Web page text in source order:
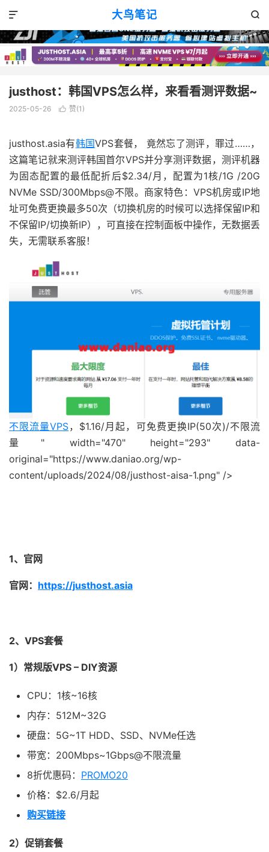
大鸟笔记 

VPS评测
justhost：韩国VPS怎么样，来看看测评数据~
2025-05-26  赞(1 )
justhost.asia有韩国VPS套餐， 竟然忘了测评，罪过……，
这篇笔记就来测评韩国首尔VPS并分享测评数据，测评机器
为固态配置的最低配折后$2.34/月，配置为1核/1G /20G
NVMe SSD/300Mbps@不限。商家特色：VPS机房或IP地
址可免费更换最多50次（切换机房的时候可以选择保留IP和
不保留IP/切换新IP），可直接在控制面板中操作，无数据丢
失，无需联系客服！
不限流量VPS，$1.16/月起，可免费更换IP(50次)/不限流
量" width="470" height="293" data-
original="https://www.daniao.org/wp-
content/uploads/2024/08/justhost-aisa-1.png" />
1、官网
官网： https://justhost.asia
2、VPS套餐
1）常规版VPS – DIY资源
CPU：1核~16核
内存：512M~32G
硬盘：5G~1T HDD、SSD、NVMe任选
带宽：200Mbps~1Gbps@不限流量
8折优惠码： PROMO20
价格：$2.6/月起
购买链接
2）促销套餐